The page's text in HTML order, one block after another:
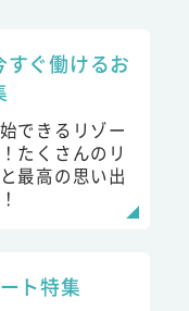
すぐ働けるお
できるリゾー
たくさんのリ
最高の思い出
ト特集